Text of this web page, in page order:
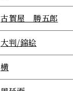
古賀屋 勝五郎
大判/錦絵
横